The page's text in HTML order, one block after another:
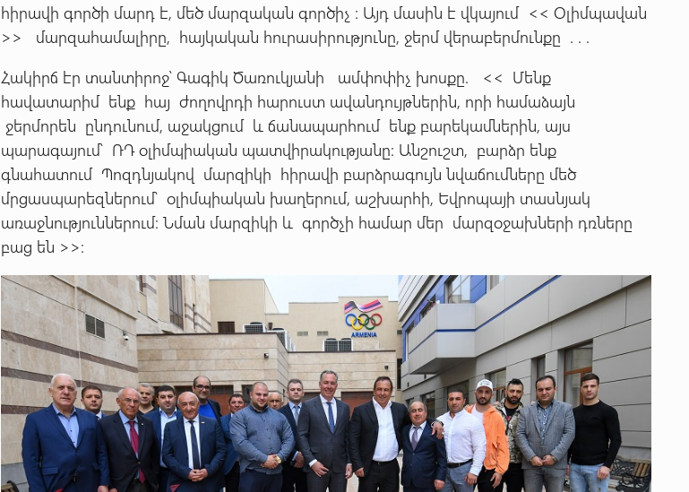
հիրավի գործի մարդ է, մեծ մարզական գործիչ : Այդ մասին է վկայում << Օլիմպավան
>> մարզահամալիրը, հայկական հուրասիրությունը, ջերմ վերաբերմունքը . . .
Հակիրճ էր տանտիրոջ՝ Գագիկ Ծառուկյանի ամփոփիչ խոսքը. << Մենք
հավատարիմ ենք հայ ժողովրդի հարուստ ավանդույթներին, որի համաձայն
ջերմորեն ընդունում, աջակցում և ճանապարհում ենք բարեկամներին, այս
պարագայում՝ ՌԴ օլիմպիական պատվիրակությանը: Անշուշտ, բարձր ենք
գնահատում Պոզդնյակով մարզիկի հիրավի բարձրագույն նվաճումները մեծ
մրցասպարեզներում՝ օլիմպիական խաղերում, աշխարհի, Եվրոպայի տասնյակ
առաջնություններում: Նման մարզիկի և գործչի համար մեր մարզօջախների դռները
բաց են >>: